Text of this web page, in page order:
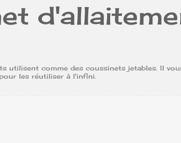
utilisent comme des coussinets jetables. Il
les réutiliser à l'infini.